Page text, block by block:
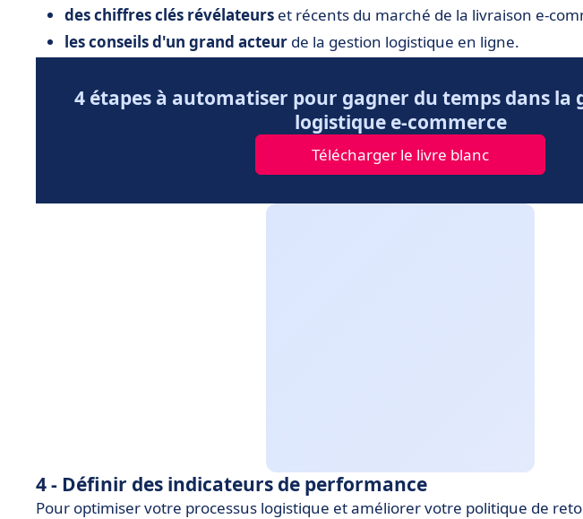
des chiffres clés révélateurs et récents du marché de la livraison e-
les conseils d'un grand acteur de la gestion logistique en ligne.
4 étapes à automatiser pour gagner du temps dans la
logistique e-commerce
Télécharger le livre blanc
4 - Définir des indicateurs de performance
Pour optimiser votre processus logistique et améliorer votre politique de